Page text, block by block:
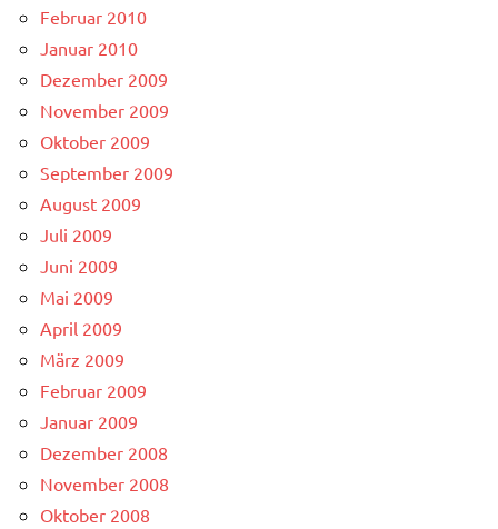
Februar 2010
Januar 2010
Dezember 2009
November 2009
Oktober 2009
September 2009
August 2009
Juli 2009
Juni 2009
Mai 2009
April 2009
März 2009
Februar 2009
Januar 2009
Dezember 2008
November 2008
Oktober 2008